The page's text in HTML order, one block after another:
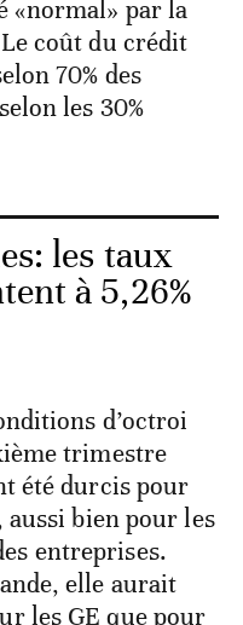
«normal» par la
coût du crédit
70% des
les 30%
les taux
à 5,26%
d’octroi
trimestre
été durcis pour
bien pour les
entreprises.
elle aurait
les GE que pour